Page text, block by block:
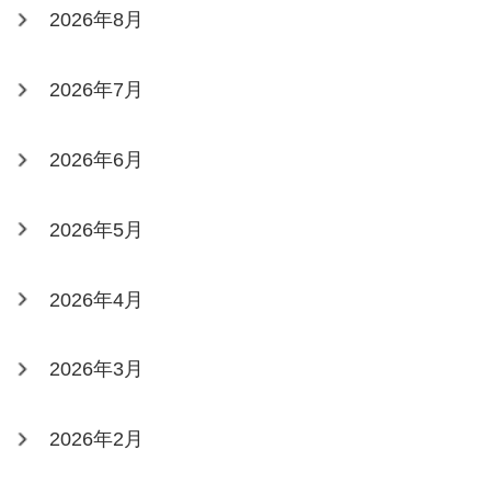
2026年8月
2026年7月
2026年6月
2026年5月
2026年4月
2026年3月
2026年2月